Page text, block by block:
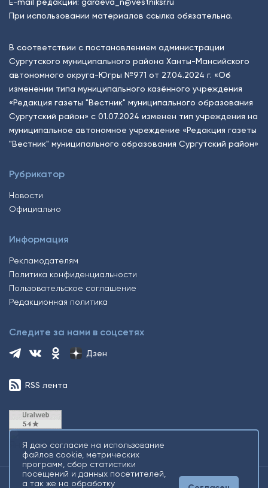
При использовании материалов ссылка обязательна.
В соответствии с постановлением администрации
Сургутского муниципального района Ханты-Мансийского
автономного округа-Югры №971 от 27.04.2024 г. «Об
изменении типа муниципального казённого учреждения
«Редакция газеты "Вестник" муниципального образования
Сургутский район» с 01.07.2024 изменен тип учреждения на
муниципальное автономное учреждение «Редакция газеты
"Вестник" муниципального образования Сургутский район»
Рубрикатор
Новости
Официально
Информация
Рекламодателям
Политика конфиденциальности
Пользовательское соглашение
Редакционная политика
Следите за нами в соцсетях
Дзен
RSS лента
Я даю согласие на использование
файлов cookie, метрических
программ, сбор статистики
посещений и данных посетителей,
а так же на обработку